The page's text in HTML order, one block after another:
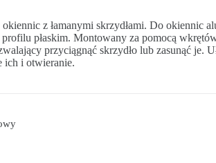
z łamanymi skrzydłami. Do okiennic
płaskim. Montowany za pomocą
przyciągnąć skrzydło lub zasunąć je.
ich i otwieranie.